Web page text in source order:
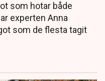
som hotar både
experten Anna
som de flesta tagit